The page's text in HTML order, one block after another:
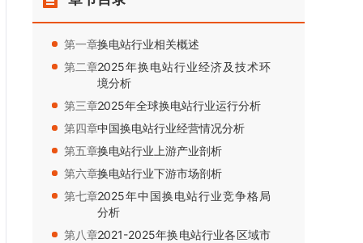
第一章：换电站行业相关概述
第二章：2025年换电站行业经济及技术环
境分析
第三章：2025年全球换电站行业运行分析
第四章：中国换电站行业经营情况分析
第五章：换电站行业上游产业剖析
第六章：换电站行业下游市场剖析
第七章：2025年中国换电站行业竞争格局
分析
第八章：2021-2025年换电站行业各区域市